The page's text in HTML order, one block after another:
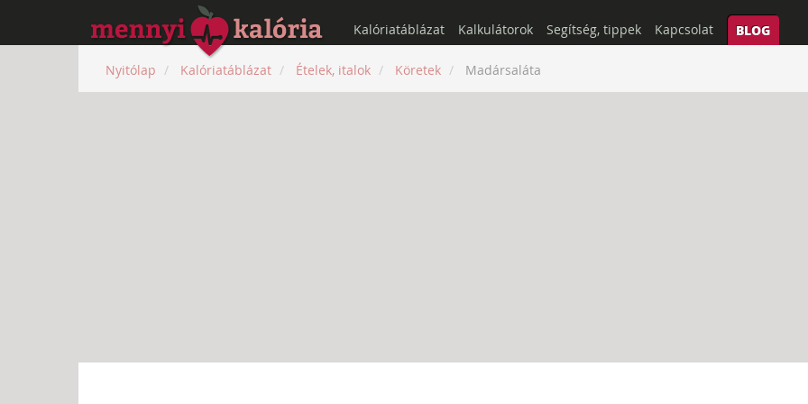
Kalóriatáblázat Kalkulátorok Segítség, tippek Kapcsolat BLOG
Nyitólap Kalóriatáblázat Ételek, italok Köretek Madársaláta